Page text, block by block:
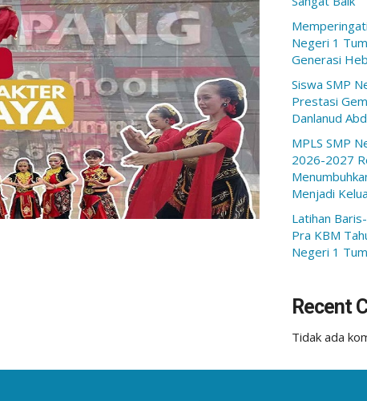
Negeri 1
Generasi
Siswa SMP
Prestasi
Danlanud
MPLS SMP
2026-2027
Menjadi
Latihan
Pra KBM
Negeri 1
Recent
Tidak ada